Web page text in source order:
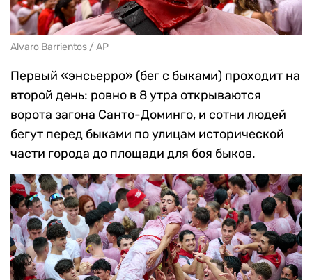
Alvaro Barrientos / AP
Первый «энсьерро» (бег с быками) проходит на
второй день: ровно в 8 утра открываются
ворота загона Санто-Доминго, и сотни людей
бегут перед быками по улицам исторической
части города до площади для боя быков.